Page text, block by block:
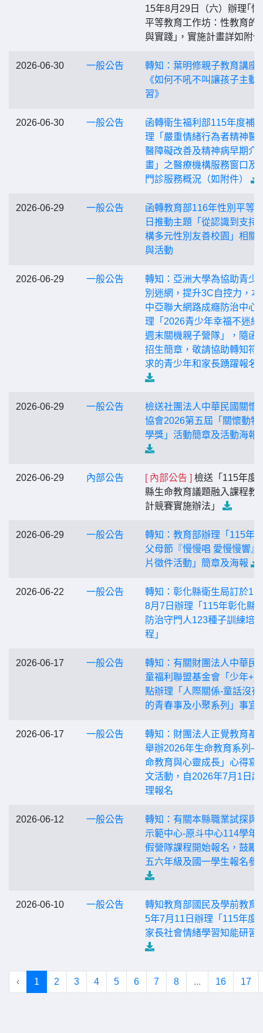
15年8月29日（六）辦理｢性
平等教育工作坊：性教育的
與實踐｣，實施計畫詳如附
2026-06-30 一般公告
轉知：葉明修親子教育講座-
《如何不吼不叫讓孩子主動
習》
2026-06-30 一般公告
函轉衛生福利部115年度補
理「嚴重情緒行為者精神醫
醫障礙改善及精神病早期介
畫」之醫療機構服務窗口及
門診服務概況（如附件）
2026-06-29 一般公告
函轉教育部116年性別平等
日推動主題「從認識到支持
構多元性別友善校園」相關
與活動
2026-06-29 一般公告
轉知：亞洲大學為協助青少
別迷網，提升3C自控力，本
中亞聯大網路成癮防治中心
理「2026青少年幸福不迷網
週末關機親子營隊」，隨函
招生簡章，敬請協助轉知符
求的青少年和家長踴躍報名
2026-06-29 一般公告
檢送社團法人中華民國關懷
協會2026第五屆「關懷動物
學獎」活動簡章及活動海報
2026-06-29 內部公告 [ 內部公告 ] 檢送「115年度
縣生命教育議題融入課程教
計競賽實施辦法」
2026-06-29 一般公告
轉知：教育部辦理「115年
父母節『慢慢唱 愛慢慢響』
片徵件活動」簡章及海報
2026-06-22 一般公告
轉知：彰化縣衛生局訂於
8月7日辦理「115年彰化縣
防治守門人123種子訓練培
程」
2026-06-17 一般公告
轉知：有關財團法人中華民
童福利聯盟基金會「少年+
點辦理「人際關係-童話沒有
的青春事及小聚系列」事宜
2026-06-17 一般公告
轉知：財團法人正覺教育基
舉辦2026年生命教育系列─
命教育與心靈成長」心得寫
文活動，自2026年7月1日起
理報名
2026-06-12 一般公告
轉知：有關本縣職業試探與
示範中心-原斗中心114學年
假營隊課程開始報名，鼓勵
五六年級及國一學生報名參
2026-06-10 一般公告
轉知教育部國民及學前教育
5年7月11日辦理「115年度
家長社會情緒學習知能研習
‹ 1 2 3 4 5 6 7 8 ... 16 17